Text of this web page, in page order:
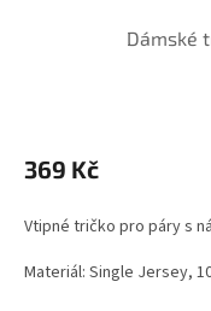
Dámské
369 Kč
Vtipné tričko pro páry s
Materiál: Single Jersey,